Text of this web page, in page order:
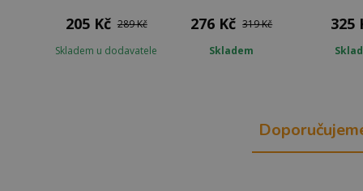
205 Kč 289 Kč
Skladem u dodavatele
276 Kč 319 Kč
Skladem
325